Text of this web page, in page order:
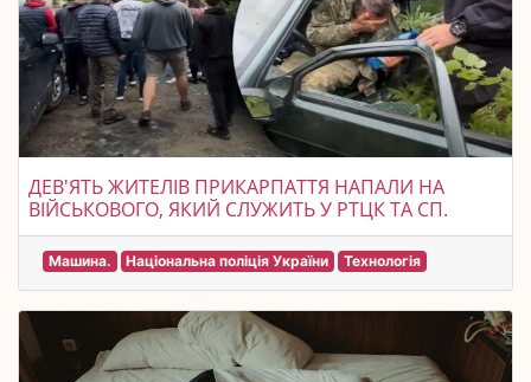
ДЕВ'ЯТЬ ЖИТЕЛІВ ПРИКАРПАТТЯ НАПАЛИ НА
ВІЙСЬКОВОГО, ЯКИЙ СЛУЖИТЬ У РТЦК ТА СП.
Машина. Національна поліція України Технологія